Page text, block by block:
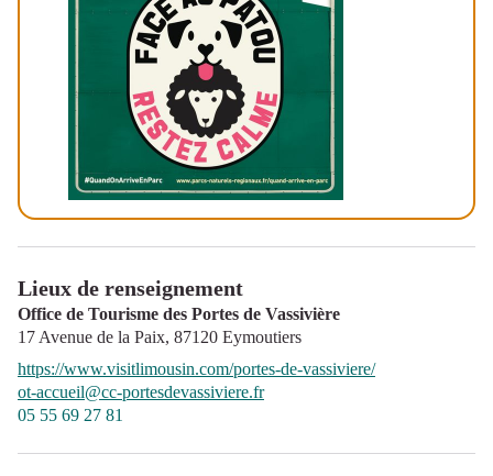
Lieux de renseignement
Office de Tourisme des Portes de Vassivière
17 Avenue de la Paix, 87120 Eymoutiers
https://www.visitlimousin.com/portes-de-vassiviere/
ot-accueil@cc-portesdevassiviere.fr
05 55 69 27 81